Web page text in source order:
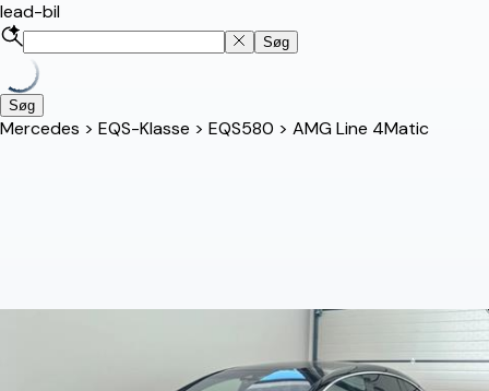
lead-bil
Søg
Søg
Mercedes > EQS-Klasse > EQS580 > AMG Line 4Matic